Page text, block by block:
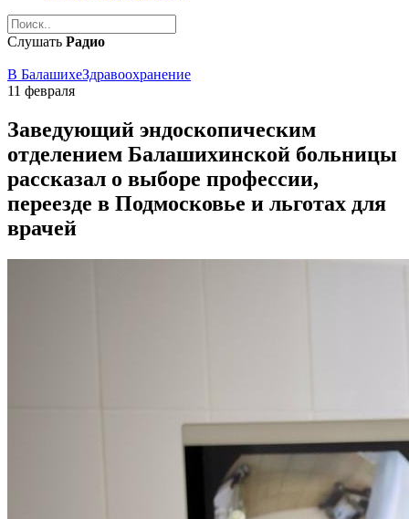
Слушать Радио
В БалашихеЗдравоохранение
11 февраля
Заведующий эндоскопическим
отделением Балашихинской больницы
рассказал о выборе профессии,
переезде в Подмосковье и льготах для
врачей